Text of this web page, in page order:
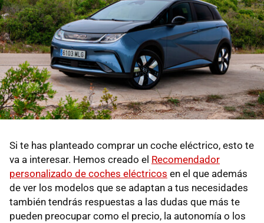
Si te has planteado comprar un coche eléctrico, esto te
va a interesar. Hemos creado el Recomendador
personalizado de coches eléctricos en el que además
de ver los modelos que se adaptan a tus necesidades
también tendrás respuestas a las dudas que más te
pueden preocupar como el precio, la autonomía o los